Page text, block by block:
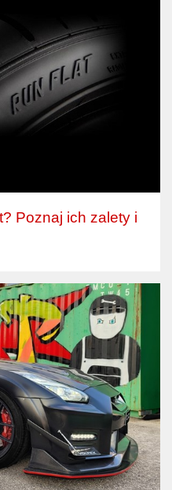
Poznaj ich zalety i